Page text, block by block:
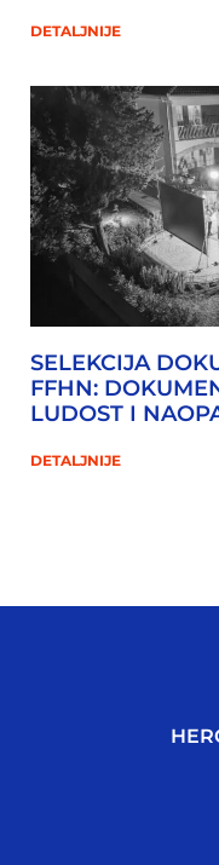
DETALJNIJE
SELEKCIJA
FFHN:
LUDOST I
DETALJNIJE